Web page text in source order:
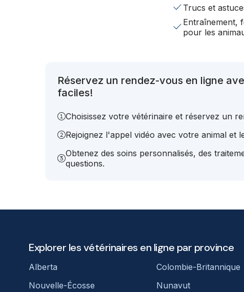
Trucs et
Entraînement,
pour les
Réservez un rendez-vous en ligne
faciles!
Choisissez votre vétérinaire et réservez un
Rejoignez l'appel vidéo avec votre animal et
Obtenez des soins personnalisés, des
questions.
Explorer les vétérinaires en ligne par province
Alberta Colombie-Britannique
Nouvelle-Écosse
Nunavut